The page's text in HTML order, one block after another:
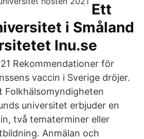
Ett
i Småland
lnu.se
Rekommendationer för
vaccin i Sverige dröjer.
Folkhälsomyndigheten
universitet erbjuder en
två tematerminer eller
Anmälan och